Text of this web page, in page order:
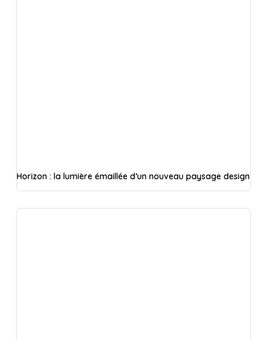
Horizon : la lumière émaillée d’un nouveau paysage design